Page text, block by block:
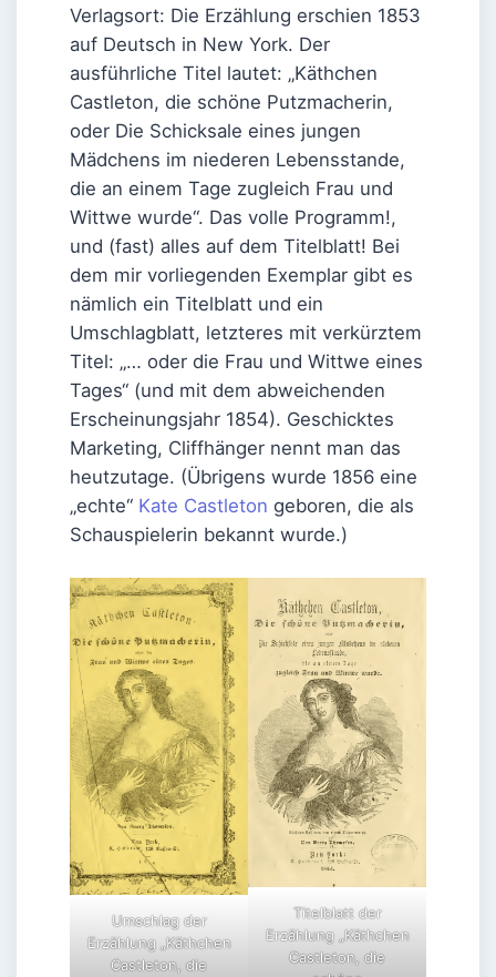
Verlagsort: Die Erzählung erschien 1853
auf Deutsch in New York. Der
ausführliche Titel lautet: „Käthchen
Castleton, die schöne Putzmacherin,
oder Die Schicksale eines jungen
Mädchens im niederen Lebensstande,
die an einem Tage zugleich Frau und
Wittwe wurde“. Das volle Programm!,
und (fast) alles auf dem Titelblatt! Bei
dem mir vorliegenden Exemplar gibt es
nämlich ein Titelblatt und ein
Umschlagblatt, letzteres mit verkürztem
Titel: „… oder die Frau und Wittwe eines
Tages“ (und mit dem abweichenden
Erscheinungsjahr 1854). Geschicktes
Marketing, Cliffhänger nennt man das
heutzutage. (Übrigens wurde 1856 eine
„echte“ Kate Castleton geboren, die als
Schauspielerin bekannt wurde.)
Umschlag der
Erzählung „Käthchen
Castleton, die
Titelblatt der
Erzählung „Käthchen
Castleton, die